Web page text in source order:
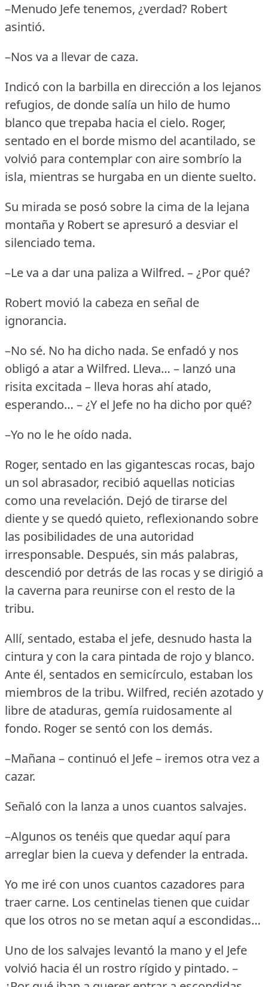
–Menudo Jefe tenemos, ¿verdad? Robert
asintió.
–Nos va a llevar de caza.
Indicó con la barbilla en dirección a los lejanos
refugios, de donde salía un hilo de humo
blanco que trepaba hacia el cielo. Roger,
sentado en el borde mismo del acantilado, se
volvió para contemplar con aire sombrío la
isla, mientras se hurgaba en un diente suelto.
Su mirada se posó sobre la cima de la lejana
montaña y Robert se apresuró a desviar el
silenciado tema.
–Le va a dar una paliza a Wilfred. – ¿Por qué?
Robert movió la cabeza en señal de
ignorancia.
–No sé. No ha dicho nada. Se enfadó y nos
obligó a atar a Wilfred. Lleva… – lanzó una
risita excitada – lleva horas ahí atado,
esperando… – ¿Y el Jefe no ha dicho por qué?
–Yo no le he oído nada.
Roger, sentado en las gigantescas rocas, bajo
un sol abrasador, recibió aquellas noticias
como una revelación. Dejó de tirarse del
diente y se quedó quieto, reflexionando sobre
las posibilidades de una autoridad
irresponsable. Después, sin más palabras,
descendió por detrás de las rocas y se dirigió a
la caverna para reunirse con el resto de la
tribu.
Allí, sentado, estaba el jefe, desnudo hasta la
cintura y con la cara pintada de rojo y blanco.
Ante él, sentados en semicírculo, estaban los
miembros de la tribu. Wilfred, recién azotado y
libre de ataduras, gemía ruidosamente al
fondo. Roger se sentó con los demás.
–Mañana – continuó el Jefe – iremos otra vez a
cazar.
Señaló con la lanza a unos cuantos salvajes.
–Algunos os tenéis que quedar aquí para
arreglar bien la cueva y defender la entrada.
Yo me iré con unos cuantos cazadores para
traer carne. Los centinelas tienen que cuidar
que los otros no se metan aquí a escondidas…
Uno de los salvajes levantó la mano y el Jefe
volvió hacia él un rostro rígido y pintado. –